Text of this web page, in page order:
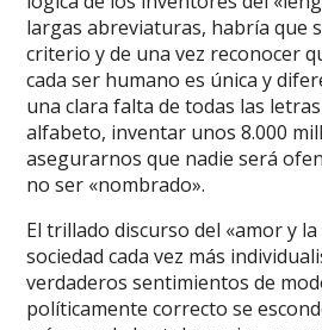
largas abreviaturas, habría que
criterio y de una vez reconocer
cada ser humano es única y
una clara falta de todas las
alfabeto, inventar unos 8.000
asegurarnos que nadie será
no ser «nombrado».
El trillado discurso del «amor y
sociedad cada vez más
verdaderos sentimientos de
políticamente correcto se